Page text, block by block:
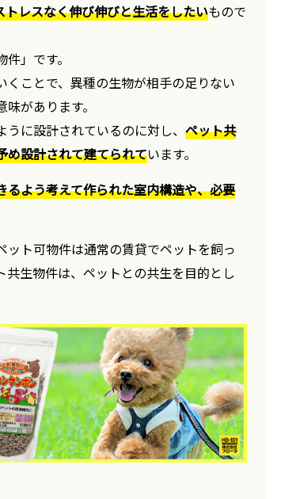
トレスなく伸び伸びと生活をしたいもので
」です。
くことで、異種の生物が相手の足りない
があります。
に設計されているのに対し、 ペット共
め設計されて建てられています。
るよう考えて作られた室内構造や、必要
ト可物件は通常の賃貸でペットを飼っ
生物件は、ペットとの共生を目的とし